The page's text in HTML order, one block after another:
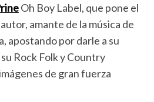
Oh Boy Label, que pone el
amante de la música de
apostando por darle a su
Rock Folk y Country
de gran fuerza